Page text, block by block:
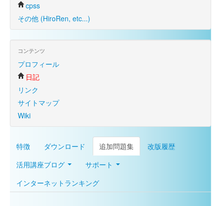
cpss
その他 (HiroRen, etc...)
コンテンツ
プロフィール
日記
リンク
サイトマップ
Wiki
特徴 ダウンロード 追加問題集
改版履歴
活用講座ブログ
サポート
インターネットランキング